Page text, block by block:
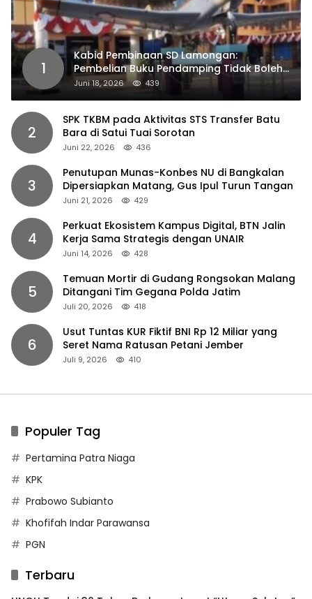
1
Kabid Pembinaan SD Lamongan:
Pembelian Buku Pendamping Tidak Boleh
Dipaksakan
Juni 18, 2026 439
2
SPK TKBM pada Aktivitas STS Transfer Batu
Bara di Satui Tuai Sorotan
Juni 22, 2026 436
3
Penutupan Munas-Konbes NU di Bangkalan
Dipersiapkan Matang, Gus Ipul Turun Tangan
Juni 21, 2026 429
4
Perkuat Ekosistem Kampus Digital, BTN Jalin
Kerja Sama Strategis dengan UNAIR
Juni 14, 2026 428
5
Temuan Mortir di Gudang Rongsokan Malang
Ditangani Tim Gegana Polda Jatim
Juli 20, 2026 418
6
Usut Tuntas KUR Fiktif BNI Rp 12 Miliar yang
Seret Nama Ratusan Petani Jember
Juli 9, 2026 410
Populer Tag
Pertamina Patra Niaga
KPK
Prabowo Subianto
Khofifah Indar Parawansa
PGN
Terbaru